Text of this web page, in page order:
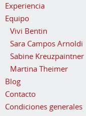
Experiencia
Equipo
Vivi Bentin
Sara Campos Arnoldi
Sabine Kreuzpaintner
Martina Theimer
Blog
Contacto
Condiciones generales